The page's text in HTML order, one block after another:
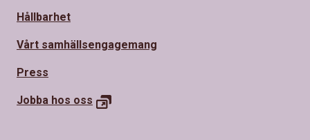
Hållbarhet
Vårt samhällsengagemang
Press
Jobba hos oss